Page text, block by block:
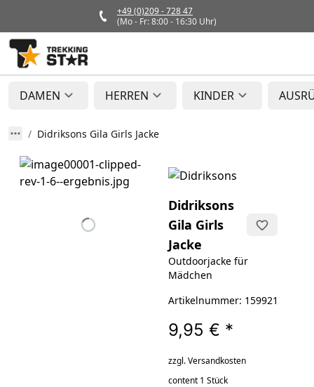
+49 (0)209 - 728 47
(Mo - Fr: 8:00 - 16:30 Uhr)
DAMEN HERREN KINDER
Didriksons Gila Girls Jacke
Didriksons
Gila Girls
Jacke
Outdoorjacke für
Mädchen
Artikelnummer: 159921
9,95 € *
zzgl. Versandkosten
content 1 Stück